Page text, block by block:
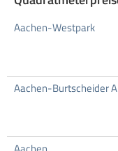
Aachen-Westpark
Aachen-Burtscheider